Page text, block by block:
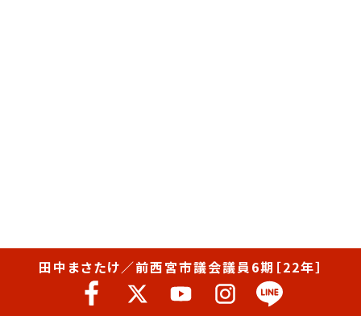
田中まさたけ／前西宮市議会議員6期［22年］